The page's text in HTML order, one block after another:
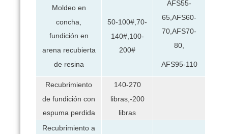
Moldeo en
concha,
fundición en
arena recubierta
de resina
50-100#,70-
140#,100-
200#
AFS55-
65,AFS60-
70,AFS70-
80,
AFS95-110
Recubrimiento
de fundición con
espuma perdida
140-270
libras,-200
libras
Recubrimiento a